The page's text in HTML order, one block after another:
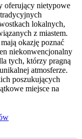
oferujący nietypowe
lokalnych,
z miastem.
okazję poznać
niekonwencjonalny
tych, którzy pragną
atmosferze.
poszukujących
miejsce na